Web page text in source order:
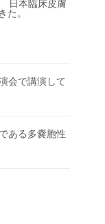
日本臨床皮膚
た。
会で講演して
ある多嚢胞性